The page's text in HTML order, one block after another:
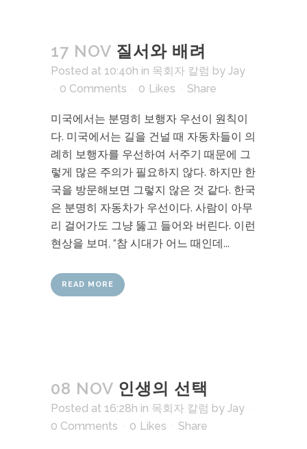
17 NOV 질서와 배려
Posted at 10:40h in 목회자 칼럼 by Jay
0 Comments
0 Likes Share
미국에서는 분명히 보행자 우선이 원칙이
다. 미국에서는 길을 건널 때 자동차들이 의
례히 보행자를 우선하여 서주기 때문에 그
렇게 많은 주의가 필요하지 않다. 하지만 한
국을 방문해보면 그렇지 않은 것 같다. 한국
은 분명히 자동차가 우선이다. 사람이 아무
리 걸어가도 그냥 뚫고 들어와 버린다. 이런
현상을 보며, “참 시대가 어느 때인데...
READ MORE
08 NOV 인생의 선택
Posted at 16:28h in 목회자 칼럼 by Jay
0 Comments
0 Likes Share